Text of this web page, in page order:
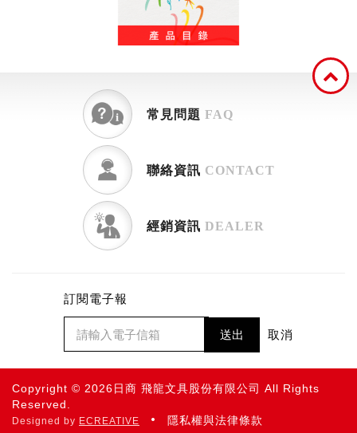
常見問題 FAQ
聯絡資訊 CONTACT
經銷資訊 DEALER
訂閱電子報
送出 取消
Copyright © 2026日商 飛龍文具股份有限公司 All Rights
Reserved.
Designed by ECREATIVE 隱私權與法律條款